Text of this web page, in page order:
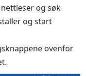
og søk
og start
ovenfor